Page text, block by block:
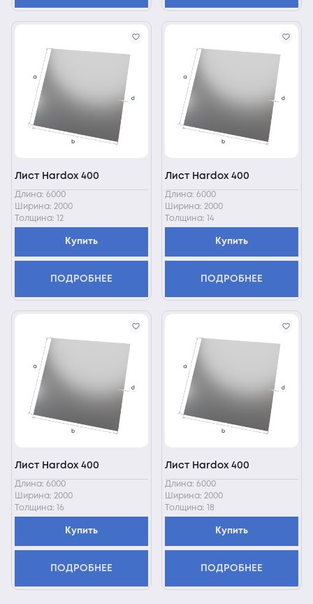
Лист Hardox 400
Длина: 6000
Ширина: 2000
Толщина: 12
Купить
ПОДРОБНЕЕ
Лист Hardox 400
Длина: 6000
Ширина: 2000
Толщина: 14
Купить
ПОДРОБНЕЕ
Лист Hardox 400
Длина: 6000
Ширина: 2000
Толщина: 16
Купить
ПОДРОБНЕЕ
Лист Hardox 400
Длина: 6000
Ширина: 2000
Толщина: 18
Купить
ПОДРОБНЕЕ